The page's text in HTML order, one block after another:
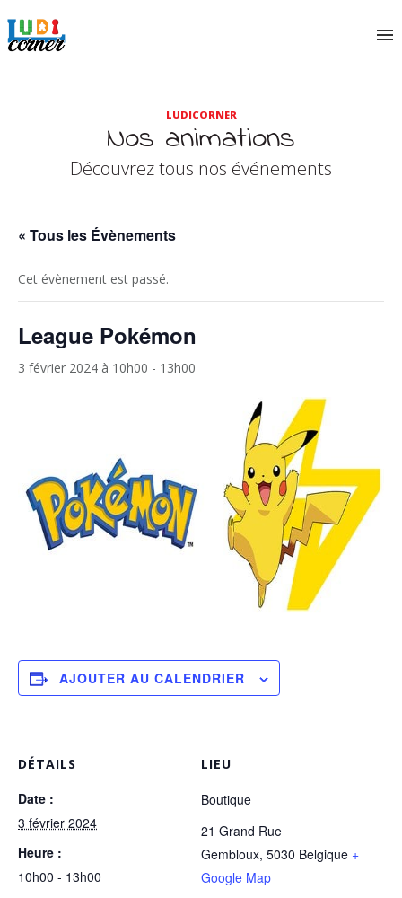
LUDICORNER
Nos animations
Découvrez tous nos événements
« Tous les Évènements
Cet évènement est passé.
League Pokémon
3 février 2024 à 10h00 - 13h00
AJOUTER AU CALENDRIER
DÉTAILS
Date :
3 février 2024
Heure :
10h00 - 13h00
LIEU
Boutique
21 Grand Rue
Gembloux, 5030 Belgique +
Google Map